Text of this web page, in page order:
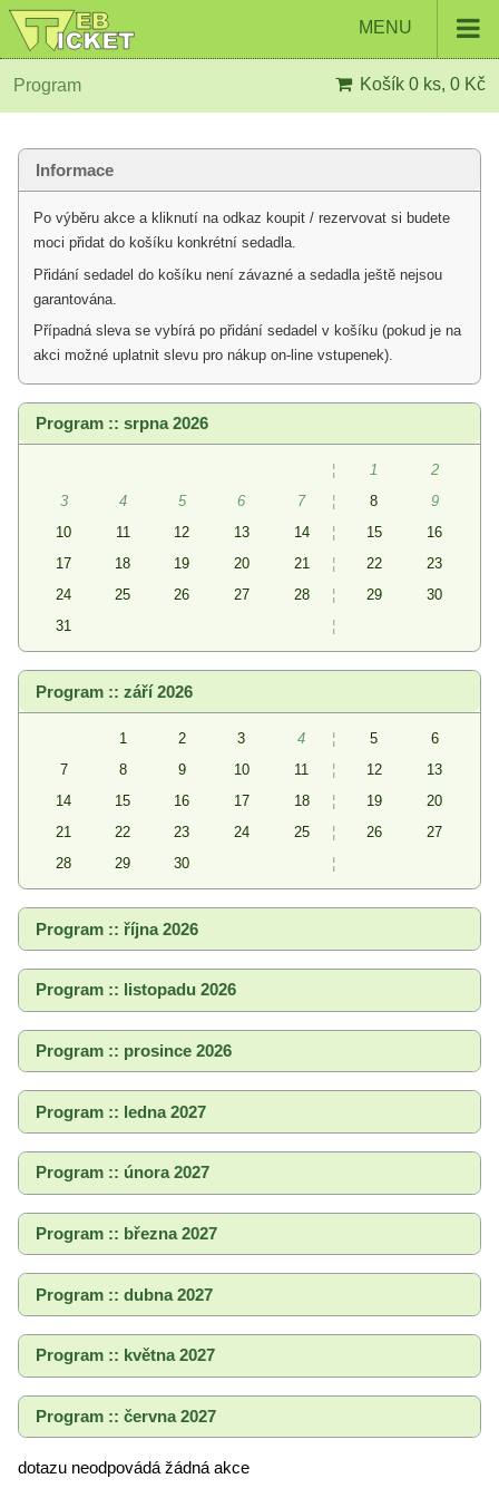
MENU
Program Košík 0 ks, 0 Kč
Informace
Po výběru akce a kliknutí na odkaz koupit / rezervovat si budete
moci přidat do košíku konkrétní sedadla.
Přidání sedadel do košíku není závazné a sedadla ještě nejsou
garantována.
Případná sleva se vybírá po přidání sedadel v košíku (pokud je na
akci možné uplatnit slevu pro nákup on-line vstupenek).
Program :: srpna 2026
¦ 1
2
3
4 5 6 7 ¦ 8
9
10
11 12 13 14 ¦ 15
16
17
18 19 20 21 ¦ 22
23
24
25 26 27 28 ¦ 29
30
31
¦
Program :: září 2026
1 2 3 4 ¦ 5
6
7
8 9 10 11 ¦ 12
13
14
15 16 17 18 ¦ 19
20
21
22 23 24 25 ¦ 26
27
28
29 30 ¦
Program :: října 2026
Program :: listopadu 2026
Program :: prosince 2026
Program :: ledna 2027
Program :: února 2027
Program :: března 2027
Program :: dubna 2027
Program :: května 2027
Program :: června 2027
dotazu neodpovádá žádná akce